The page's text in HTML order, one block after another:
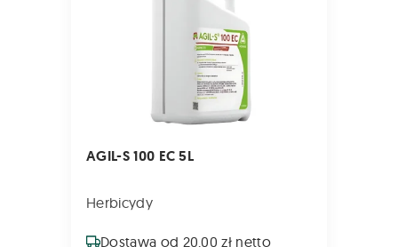
AGIL-S 100 EC 5L
Herbicydy
Dostawa od 20.00 zł netto